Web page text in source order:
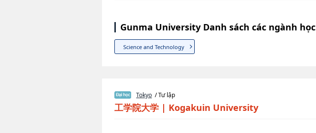
Gunma University Danh sách các ngành học
Science and Technology
Tokyo / Tư lập
工学院大学 | Kogakuin University